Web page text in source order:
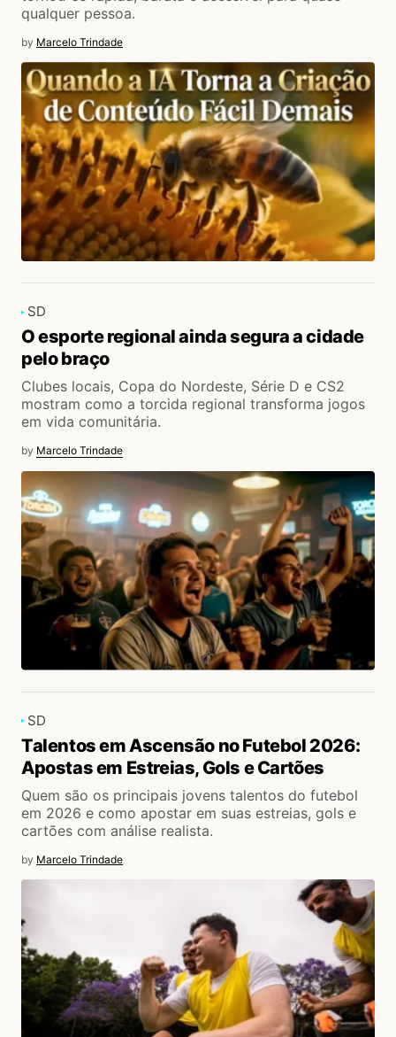
qualquer pessoa.
by Marcelo Trindade
SD
O esporte regional ainda segura a cidade
pelo braço
Clubes locais, Copa do Nordeste, Série D e CS2
mostram como a torcida regional transforma jogos
em vida comunitária.
by Marcelo Trindade
SD
Talentos em Ascensão no Futebol 2026:
Apostas em Estreias, Gols e Cartões
Quem são os principais jovens talentos do futebol
em 2026 e como apostar em suas estreias, gols e
cartões com análise realista.
by Marcelo Trindade